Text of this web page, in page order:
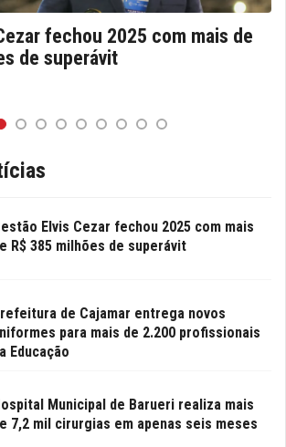
fechou 2025 com mais de
de superávit
Elvis Cezar fechou 2025 com mais
R$ 385 milhões de superávit
de Cajamar entrega novos
para mais de 2.200 profissionais
Educação
Municipal de Barueri realiza mais
7,2 mil cirurgias em apenas seis meses